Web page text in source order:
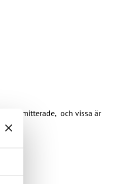
permitterade, och vissa är